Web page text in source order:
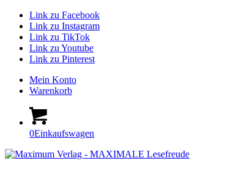
Link zu Facebook
Link zu Instagram
Link zu TikTok
Link zu Youtube
Link zu Pinterest
Mein Konto
Warenkorb
0Einkaufswagen